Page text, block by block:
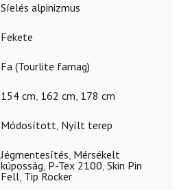
Síelés alpinizmus
Fekete
Fa (Tourlite famag)
154 cm, 162 cm, 178 cm
Módosított, Nyílt terep
Jégmentesítés, Mérsékelt
kúposság, P-Tex 2100, Skin Pin
Fell, Tip Rocker